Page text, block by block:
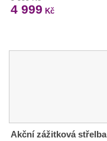
4 999 Kč
Akční zážitková střelba